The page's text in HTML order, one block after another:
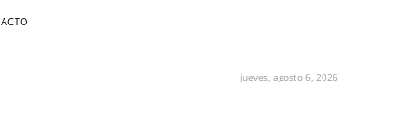
jueves, agosto 6, 2026